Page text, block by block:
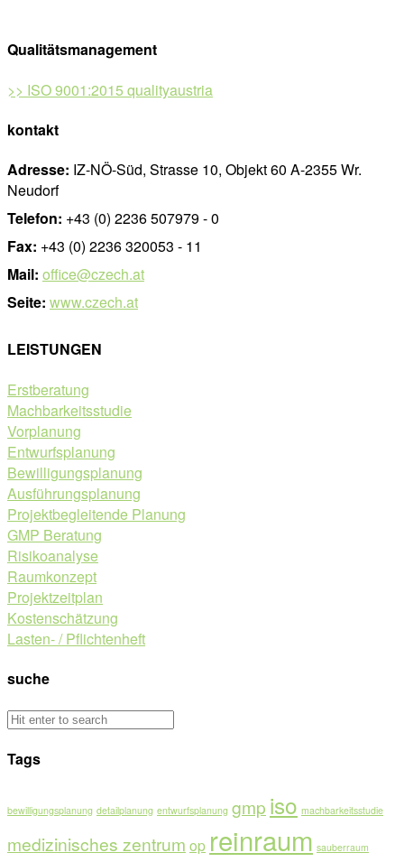
Qualitätsmanagement
>> ISO 9001:2015 qualityaustria
kontakt
Adresse: IZ-NÖ-Süd, Strasse 10, Objekt 60 A-2355 Wr.
Neudorf
Telefon: +43 (0) 2236 507979 - 0
Fax: +43 (0) 2236 320053 - 11
Mail: office@czech.at
Seite: www.czech.at
LEISTUNGEN
Erstberatung
Machbarkeitsstudie
Vorplanung
Entwurfsplanung
Bewilligungsplanung
Ausführungsplanung
Projektbegleitende Planung
GMP Beratung
Risikoanalyse
Raumkonzept
Projektzeitplan
Kostenschätzung
Lasten- / Pflichtenheft
suche
Tags
bewilligungsplanung detailplanung entwurfsplanung gmp iso machbarkeitsstudie
medizinisches zentrum op reinraum sauberraum